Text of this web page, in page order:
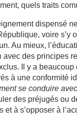
quels traits
dispensé
voire s’y
Au mieux,
avec des principes
Il y a
à une conformité
se conduire
des préjugés ou
et à s’opposer à